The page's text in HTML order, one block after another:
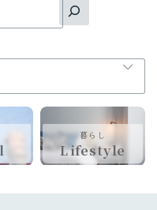
暮らし
Lifestyle